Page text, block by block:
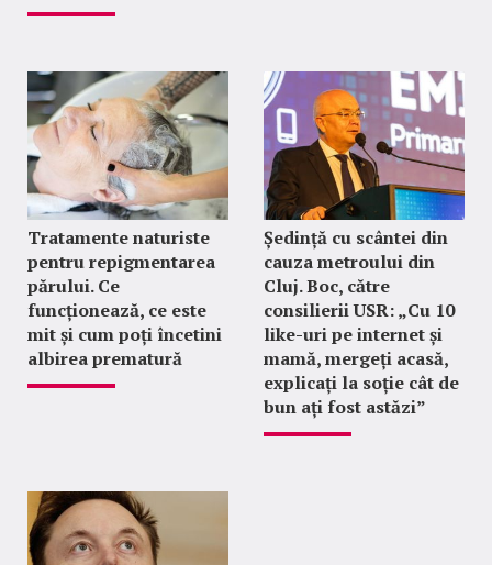
Tratamente naturiste
pentru repigmentarea
părului. Ce
funcționează, ce este
mit și cum poți încetini
albirea prematură
Ședință cu scântei din
cauza metroului din
Cluj. Boc, către
consilierii USR: „Cu 10
like-uri pe internet și
mamă, mergeți acasă,
explicați la soție cât de
bun ați fost astăzi”